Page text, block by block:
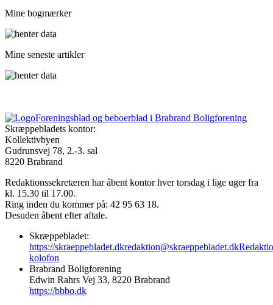
Mine bogmærker
Mine seneste artikler
Foreningsblad og beboerblad i Brabrand Boligforening
Skræppebladets kontor:
Kollektivbyen
Gudrunsvej 78, 2.-3. sal
8220 Brabrand
Redaktionssekretæren har åbent kontor hver torsdag i lige uger fra
kl. 15.30 til 17.00.
Ring inden du kommer på: 42 95 63 18.
Desuden åbent efter aftale.
Skræppebladet:
https://skraeppebladet.dkredaktion@skraeppebladet.dk
kolofon
Brabrand Boligforening
Edwin Rahrs Vej 33, 8220 Brabrand
https://bbbo.dk